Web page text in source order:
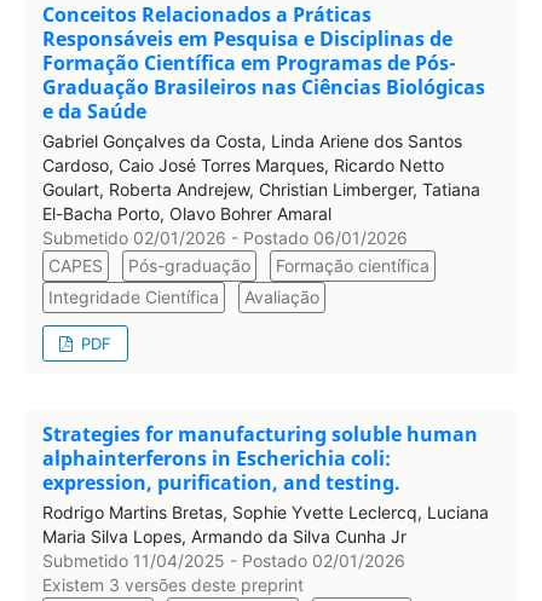
Conceitos Relacionados a Práticas
Responsáveis em Pesquisa e Disciplinas de
Formação Científica em Programas de Pós-
Graduação Brasileiros nas Ciências Biológicas
e da Saúde
Gabriel Gonçalves da Costa, Linda Ariene dos Santos
Cardoso, Caio José Torres Marques, Ricardo Netto
Goulart, Roberta Andrejew, Christian Limberger, Tatiana
El-Bacha Porto, Olavo Bohrer Amaral
Submetido 02/01/2026 - Postado 06/01/2026
CAPES
Pós-graduação
Formação científica
Integridade Científica
Avaliação
PDF
Strategies for manufacturing soluble human
alphainterferons in Escherichia coli:
expression, purification, and testing.
Rodrigo Martins Bretas, Sophie Yvette Leclercq, Luciana
Maria Silva Lopes, Armando da Silva Cunha Jr
Submetido 11/04/2025 - Postado 02/01/2026
Existem 3 versões deste preprint